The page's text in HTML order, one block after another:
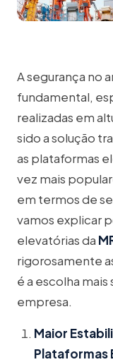
A segurança no
fundamental,
realizadas em
sido a solução
as plataformas
vez mais
em termos de
vamos explicar
elevatórias da
rigorosamente
é a escolha mais
empresa.
Maior
Plataformas